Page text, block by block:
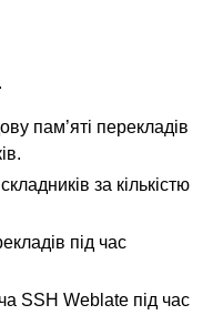
пам’яті перекладів
за кількістю
під час
SSH Weblate під час